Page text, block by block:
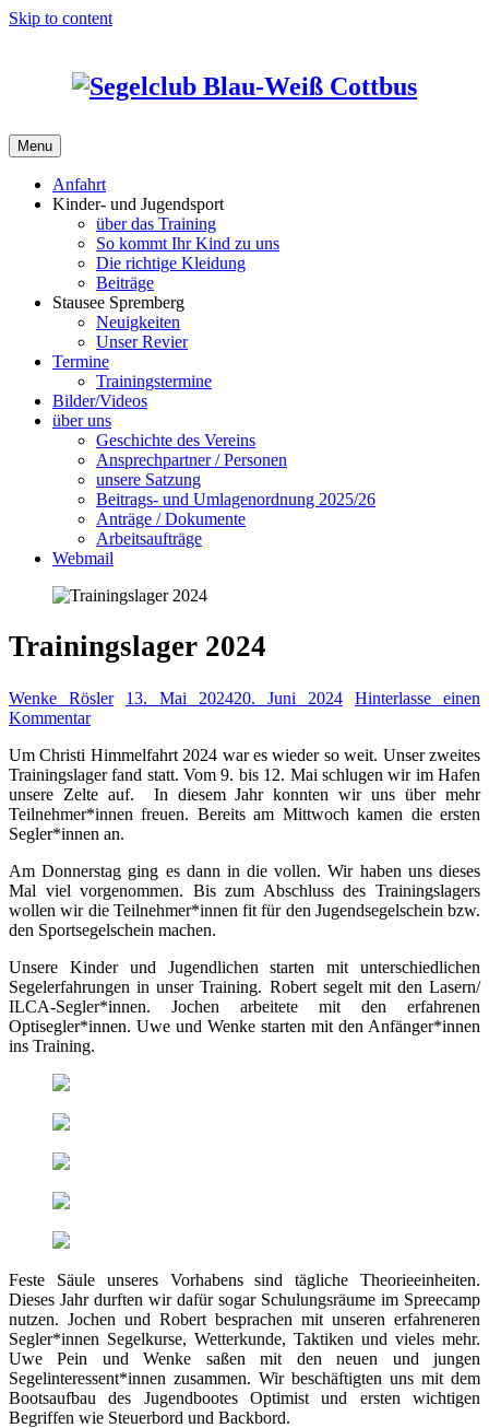
Skip to content
Menu
Anfahrt
Kinder- und Jugendsport
über das Training
So kommt Ihr Kind zu uns
Die richtige Kleidung
Beiträge
Stausee Spremberg
Neuigkeiten
Unser Revier
Termine
Trainingstermine
Bilder/Videos
über uns
Geschichte des Vereins
Ansprechpartner / Personen
unsere Satzung
Beitrags- und Umlagenordnung 2025/26
Anträge / Dokumente
Arbeitsaufträge
Webmail
Trainingslager 2024
Wenke Rösler 13. Mai 202420. Juni 2024
Hinterlasse einen
Kommentar
Um Christi Himmelfahrt 2024 war es wieder so weit. Unser zweites
Trainingslager fand statt. Vom 9. bis 12. Mai schlugen wir im Hafen
unsere Zelte auf. In diesem Jahr konnten wir uns über mehr
Teilnehmer*innen freuen. Bereits am Mittwoch kamen die ersten
Segler*innen an.
Am Donnerstag ging es dann in die vollen. Wir haben uns dieses
Mal viel vorgenommen. Bis zum Abschluss des Trainingslagers
wollen wir die Teilnehmer*innen fit für den Jugendsegelschein bzw.
den Sportsegelschein machen.
Unsere Kinder und Jugendlichen starten mit unterschiedlichen
Segelerfahrungen in unser Training. Robert segelt mit den Lasern/
ILCA-Segler*innen. Jochen arbeitete mit den erfahrenen
Optisegler*innen. Uwe und Wenke starten mit den Anfänger*innen
ins Training.
Feste Säule unseres Vorhabens sind tägliche Theorieeinheiten.
Dieses Jahr durften wir dafür sogar Schulungsräume im Spreecamp
nutzen. Jochen und Robert besprachen mit unseren erfahreneren
Segler*innen Segelkurse, Wetterkunde, Taktiken und vieles mehr.
Uwe Pein und Wenke saßen mit den neuen und jungen
Segelinteressent*innen zusammen. Wir beschäftigten uns mit dem
Bootsaufbau des Jugendbootes Optimist und ersten wichtigen
Begriffen wie Steuerbord und Backbord.